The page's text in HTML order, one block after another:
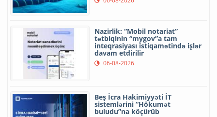
Nazirlik: “Mobil notariat”
tətbiqinin “mygov”a tam
inteqrasiyası istiqamətində işlər
davam etdirilir
06-08-2026
Beş İcra Hakimiyyəti İT
sistemlərini “Hökumət
buludu”na köçürüb